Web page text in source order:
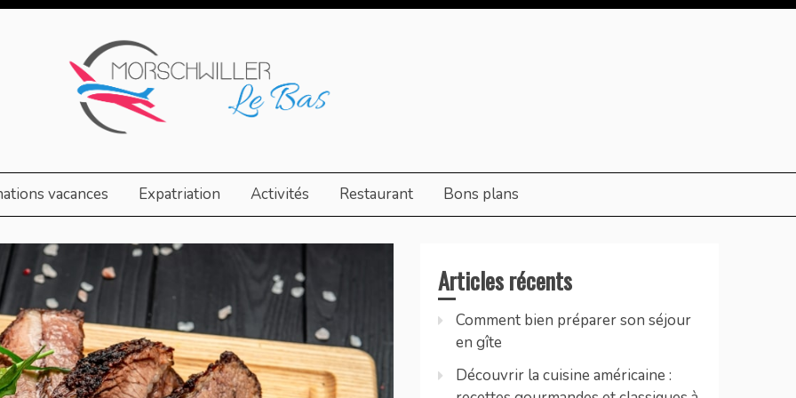
vacances Expatriation Activités Restaurant Bons plans
Articles récents
Comment bien préparer son séjour
en gîte
Découvrir la cuisine américaine :